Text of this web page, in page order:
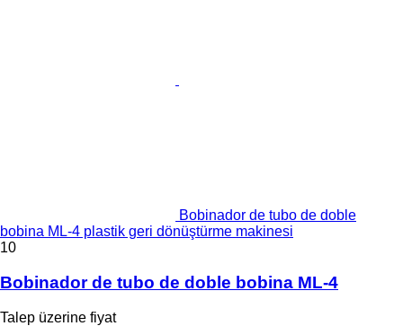
Bobinador de tubo de doble
bobina ML-4 plastik geri dönüştürme makinesi
10
Bobinador de tubo de doble bobina ML-4
Talep üzerine fiyat